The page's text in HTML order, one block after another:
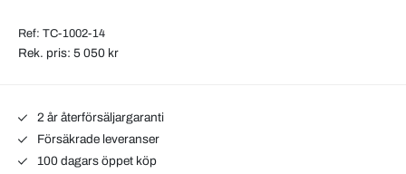
Ref: TC-1002-14
Rek. pris: 5 050 kr
2 år återförsäljargaranti
Försäkrade leveranser
100 dagars öppet köp